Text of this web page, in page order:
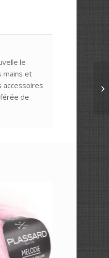
le
mains et
accessoires
de